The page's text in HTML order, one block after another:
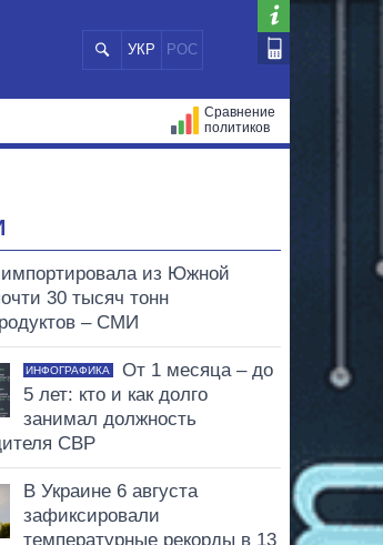
УКР РОС
Сравнение
политиков
из Южной
30 тысяч тонн
– СМИ
ИНФОГРАФИКА
От 1 месяца – до
5 лет: кто и как долго
занимал должность
СВР
В Украине 6 августа
зафиксировали
температурные рекорды в 13